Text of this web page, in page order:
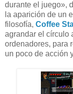
durante el juego»,
la aparición de un
filosofía, Coffee
agrandar el círculo
ordenadores, para
un poco de acción